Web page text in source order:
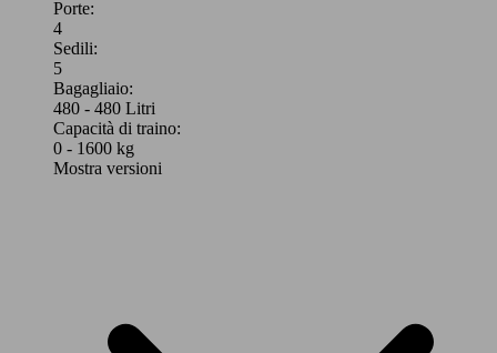
Porte:
4
Sedili:
5
Bagagliaio:
480 - 480 Litri
Capacità di traino:
0 - 1600 kg
Mostra versioni